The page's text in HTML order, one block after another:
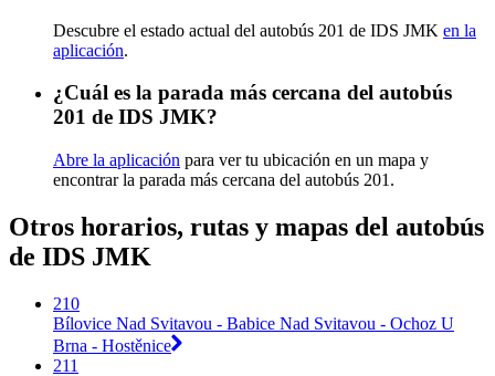
Descubre el estado actual del autobús 201 de IDS JMK en la
aplicación.
¿Cuál es la parada más cercana del autobús
201 de IDS JMK?
Abre la aplicación para ver tu ubicación en un mapa y
encontrar la parada más cercana del autobús 201.
Otros horarios, rutas y mapas del autobús
de IDS JMK
210
Bílovice Nad Svitavou - Babice Nad Svitavou - Ochoz U
Brna - Hostěnice
211